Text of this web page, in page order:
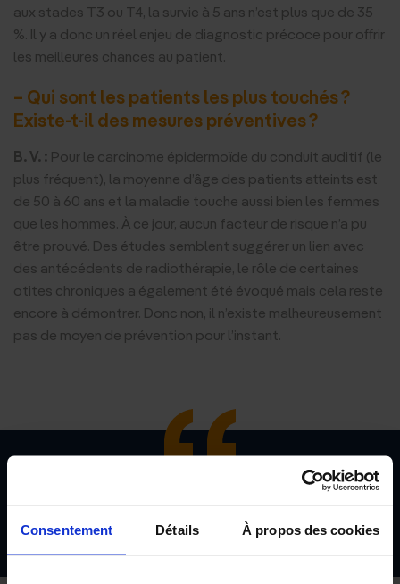
Consentement Détails À propos des cookies
aux stades T3 ou T4, la survie à 5 ans n’est plus que de 35
%. Il y a donc un réel enjeu de diagnostic précoce pour offrir
les meilleures chances au patient.
– Qui sont les patients les plus touchés ?
Existe-t-il des mesures préventives ?
B. V. : Pour le carcinome épidermoïde du conduit auditif (le
plus fréquent), la moyenne d’âge des patients atteints est
de 50 à 60 ans et la maladie touche aussi bien les femmes
que les hommes. À ce jour, aucun facteur de risque n’a pu
être prouvé. Des études semblent suggérer un lien avec
des antécédents de radiothérapie, le rôle de certaines
otites chroniques a également été évoqué mais cela reste
encore à démontrer. Donc non, il n’existe malheureusement
pas de moyen de prévention pour l’instant.
l’oreille et qui doit impérativement amener à consulter un ORL.